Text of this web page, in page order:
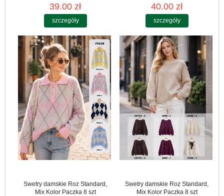
39.00 zł
szczegóły
40.00 zł
szczegóły
Swetry damskie Roz Standard,
Mix Kolor Paczka 8 szt
Swetry damskie Roz Standard,
Mix Kolor Paczka 8 szt